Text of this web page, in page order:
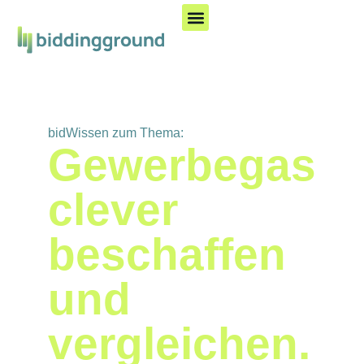
bidWissen zum Thema:
Gewerbegas
clever
beschaffen
und
vergleichen.